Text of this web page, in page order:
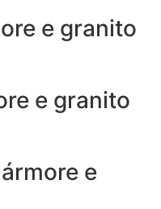
e granito
e granito
e